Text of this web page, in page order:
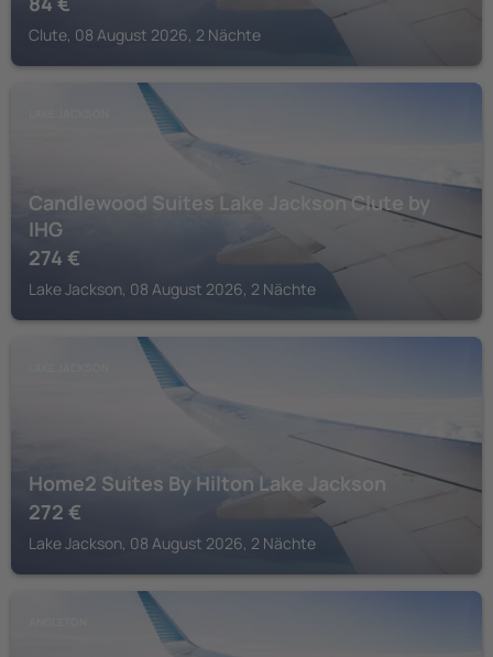
Clute, 08 August 2026, 2 Nächte
Candlewood Suites Lake Jackson Clute by
IHG
274 €
Lake Jackson, 08 August 2026, 2 Nächte
Home2 Suites By Hilton Lake Jackson
272 €
Lake Jackson, 08 August 2026, 2 Nächte